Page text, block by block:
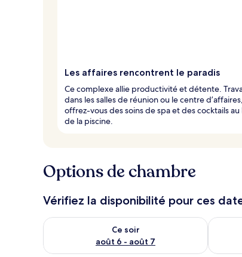
Les affaires rencontrent le paradis
Ce complexe allie productivité et détente.
dans les salles de réunion ou le centre
offrez-vous des soins de spa et des cocktails
de la piscine.
Options de chambre
Vérifiez la disponibilité pour ces
Ce soir
août 6 - août 7
Vérifier la disponibilité pour ce soir août 6 -Vérifier